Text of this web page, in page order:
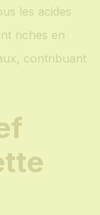
les acides
riches en
contribuant